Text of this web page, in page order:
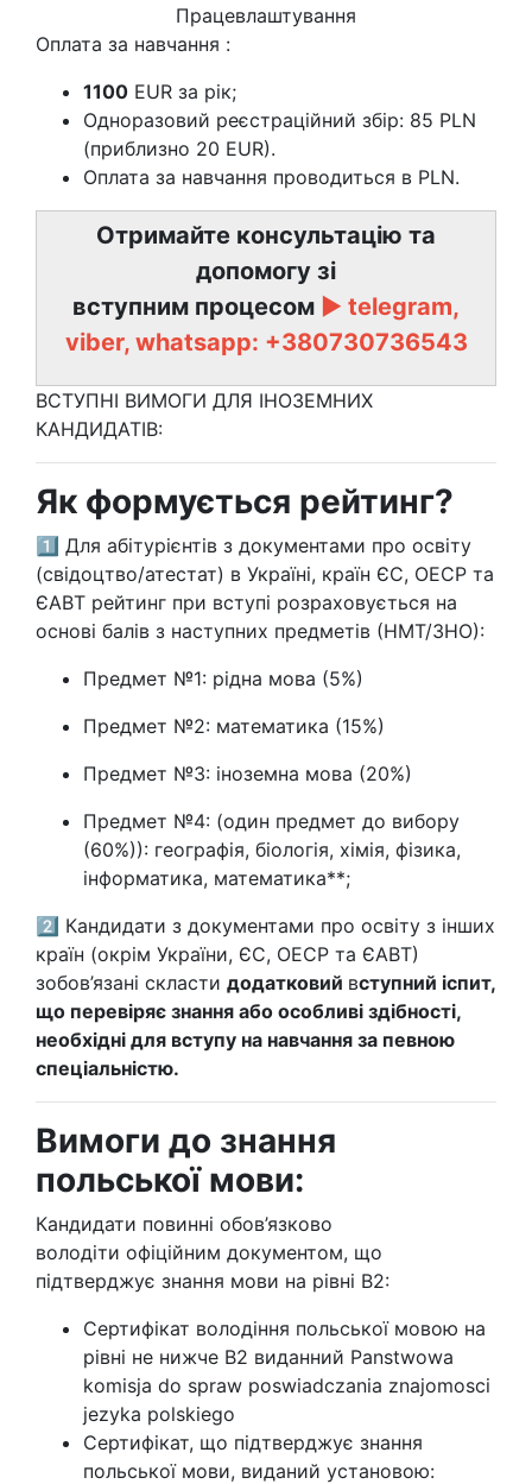
Працевлаштування
Оплата за навчання :
1100 EUR за рік;
Одноразовий реєстраційний збір: 85 PLN
(приблизно 20 EUR).
Оплата за навчання проводиться в PLN.
Отримайте консультацію та
допомогу зі
вступним процесом ► telegram,
viber, whatsapp: +380730736543
ВСТУПНІ ВИМОГИ ДЛЯ ІНОЗЕМНИХ
КАНДИДАТІВ:
Як формується рейтинг?
1️⃣ Для абітурієнтів з документами про освіту
(свідоцтво/атестат) в Україні, країн ЄС, ОЕСР та
ЄАВТ рейтинг при вступі розраховується на
основі балів з наступних предметів (НМТ/ЗНО):
Предмет №1: рідна мова (5%)
Предмет №2: математика (15%)
Предмет №3: іноземна мова (20%)
Предмет №4: (один предмет до вибору
(60%)): географія, біологія, хімія, фізика,
інформатика, математика**;
2️⃣ Кандидати з документами про освіту з інших
країн (окрім України, ЄС, ОЕСР та ЄАВТ)
зобов’язані скласти додатковий вступний іспит,
що перевіряє знання або особливі здібності,
необхідні для вступу на навчання за певною
спеціальністю.
Вимоги до знання
польської мови:
Кандидати повинні обов’язково
володіти офіційним документом, що
підтверджує знання мови на рівні B2:
Сертифікат володіння польської мовою на
рівні не нижче В2 виданний Panstwowa
komisja do spraw poswiadczania znajomosci
jezyka polskiego
Сертифікат, що підтверджує знання
польської мови, виданий установою: